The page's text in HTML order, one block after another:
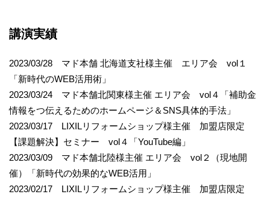
講演実績
2023/03/28 マド本舗 北海道支社様主催 エリア会 vol１
「新時代のWEB活用術」
2023/03/24 マド本舗北関東様主催 エリア会 vol４「補助金
情報をつ伝えるためのホームページ＆SNS具体的手法」
2023/03/17 LIXILリフォームショップ様主催 加盟店限定
【課題解決】セミナー vol４「YouTube編」
2023/03/09 マド本舗北陸様主催 エリア会 vol２（現地開
催）「新時代の効果的なWEB活用」
2023/02/17 LIXILリフォームショップ様主催 加盟店限定